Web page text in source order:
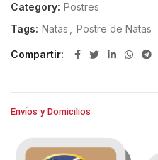
Category: Postres
Tags: Natas Postre de Natas
Compartir
Envíos y Domicilios